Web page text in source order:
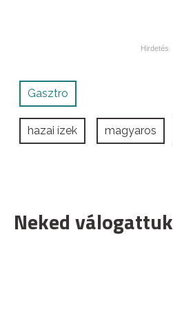
Gasztro
hazai ízek magyaros
Neked válogattuk